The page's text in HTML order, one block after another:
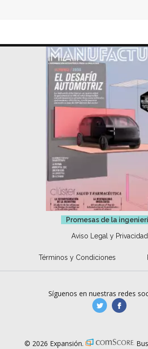
Promesas de la
Aviso Legal y Privacidad
Términos y Condiciones
Síguenos en nuestras redes
© 2026 Expansión.